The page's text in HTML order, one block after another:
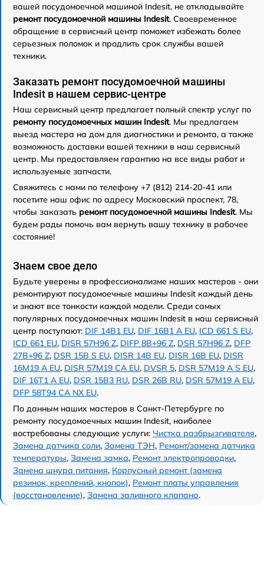
вашей посудомоечной машиной Indesit, не откладывайте
ремонт посудомоечной машины Indesit. Своевременное
обращение в сервисный центр поможет избежать более
серьезных поломок и продлить срок службы вашей
техники.
Заказать ремонт посудомоечной машины
Indesit в нашем сервис-центре
Наш сервисный центр предлагает полный спектр услуг по
ремонту посудомоечных машин Indesit. Мы предлагаем
выезд мастера на дом для диагностики и ремонта, а также
возможность доставки вашей техники в наш сервисный
центр. Мы предоставляем гарантию на все виды работ и
используемые запчасти.
Свяжитесь с нами по телефону +7 (812) 214-20-41 или
посетите наш офис по адресу Московский проспект, 78,
чтобы заказать ремонт посудомоечной машины Indesit. Мы
будем рады помочь вам вернуть вашу технику в рабочее
состояние!
Знаем свое дело
Будьте уверены в профессионализме наших мастеров - они
ремонтируют посудомоечные машины Indesit каждый день
и знают все тонкости каждой модели. Среди самых
популярных посудомоечных машин Indesit в наш сервисный
центр поступают: DIF 14B1 EU, DIF 16B1 A EU, ICD 661 S EU,
ICD 661 EU, DISR 57H96 Z, DIFP 8B+96 Z, DSR 57H96 Z, DFP
27B+96 Z, DSR 15B S EU, DISR 14B EU, DISR 16B EU, DISR
16M19 A EU, DISR 57M19 CA EU, DVSR 5, DSR 57M19 A S EU,
DIF 16T1 A EU, DSR 15B3 RU, DSR 26B RU, DSR 57M19 A EU,
DFP 58T94 CA NX EU.
По данным наших мастеров в Санкт-Петербурге по
ремонту посудомоечных машин Indesit, наиболее
востребованы следующие услуги: Чистка разбрызгивателя,
Замена датчика соли, Замена ТЭН, Ремонт/замена датчика
температуры, Замена замка, Ремонт электропроводки,
Замена шнура питания, Корпусный ремонт (замена
резинок, креплений, кнопок), Ремонт платы управления
(восстановление), Замена заливного клапана.